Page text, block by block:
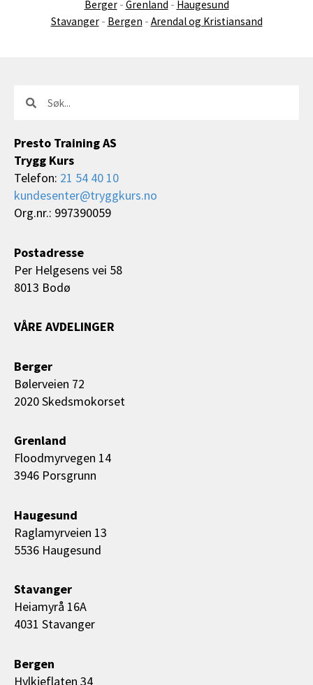
Berger- Grenland - Haugesund
Stavanger- Bergen - Arendal og Kristiansand
Presto Training AS
Trygg Kurs
Telefon: 21 54 40 10
kundesenter@tryggkurs.no
Org.nr.: 997390059
Postadresse
Per Helgesens vei 58
8013 Bodø
VÅRE AVDELINGER
Berger
Bølerveien 72
2020 Skedsmokorset
Grenland
Floodmyrvegen 14
3946 Porsgrunn
Haugesund
Raglamyrveien 13
5536 Haugesund
Stavanger
Heiamyrå 16A
4031 Stavanger
Bergen
Hylkjeflaten 34